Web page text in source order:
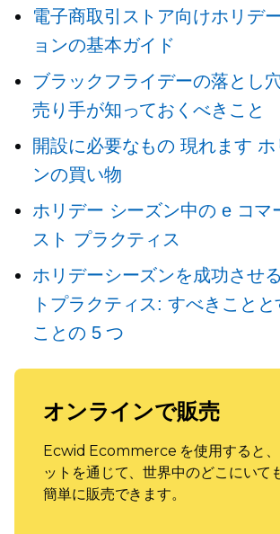
電子商取引ストア向けホリデ
ョンの基本ガイド
ブラックフライデーの落とし
売り手が知っておくべきこと
開設に必要なもの現れます ホ
ンの買い物
ホリデー シーズン中の e コマ
スト プラクティス
ホリデーシーズンを成功させ
トプラクティス: すべきこと
ことの 5 つ
オンラインで販売
Ecwid Ecommerce を使用すると、
ットを通じて、世界中のどこにいて
簡単に販売できます。